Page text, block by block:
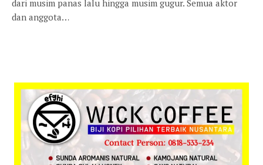
dari musim panas lalu hingga musim gugur. Semua aktor
dan anggota…